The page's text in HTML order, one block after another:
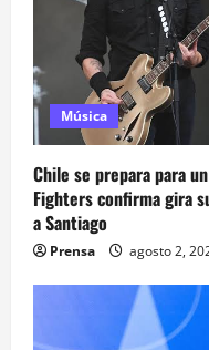
Música
Chile se prepara para
Fighters confirma gira
a Santiago
Prensa agosto 2,